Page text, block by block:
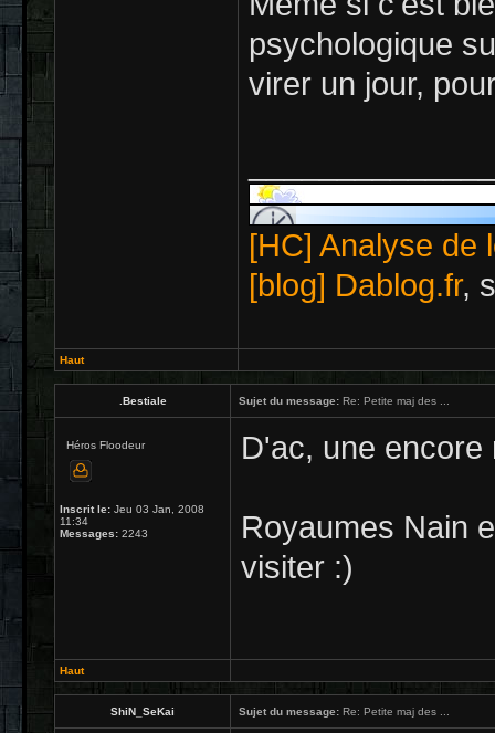
psychologique
virer un jour,
[HC] Analyse de
[blog] Dablog.fr,
Haut
.Bestiale Sujet du message: Re: Petite maj des ...
Héros Floodeur
Inscrit le: Jeu 03 Jan, 2008
11:34
Messages: 2243
D'ac, une encore
Royaumes Nain
visiter :)
Haut
ShiN_SeKai Sujet du message: Re: Petite maj des ...